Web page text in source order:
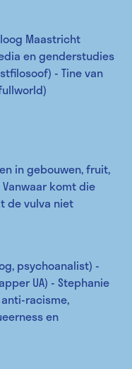
Maastricht
en genderstudies
- Tine van
in gebouwen, fruit,
komt die
de vulva niet
psychoanalist) -
UA) - Stephanie
racisme,
en